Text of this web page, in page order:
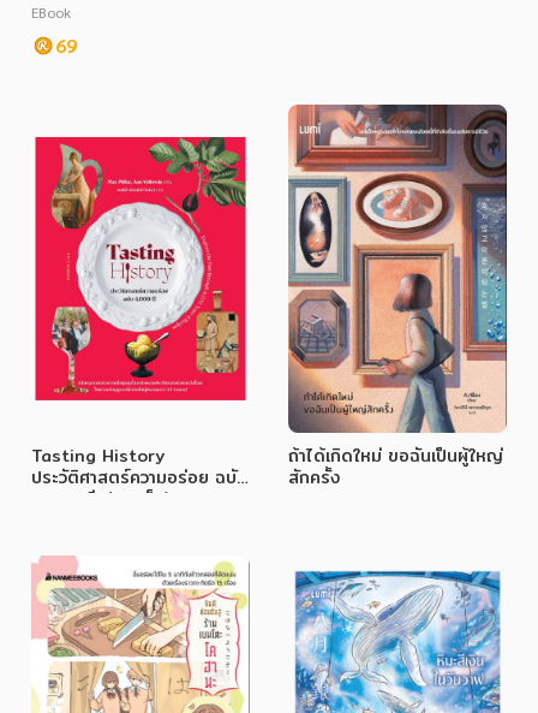
EBook
69
Tasting History
ประวัติศาสตร์ความอร่อย ฉบับ
4000 ปี (ปกแข็ง)
ถ้าได้เกิดใหม่ ขอฉันเป็นผู้ใหญ่
สักครั้ง